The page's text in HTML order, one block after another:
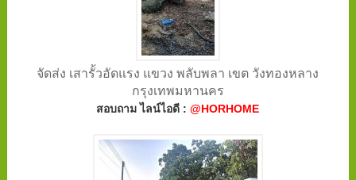
จัดส่ง เสารั้วอัดแรง แขวง พลับพลา เขต วังทองหลาง
กรุงเทพมหานคร
สอบถาม ไลน์ไอดี :@HORHOME